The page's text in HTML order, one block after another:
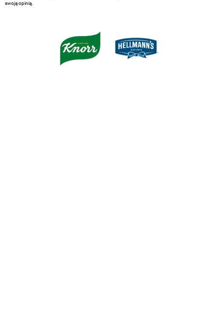
swoją opinią.